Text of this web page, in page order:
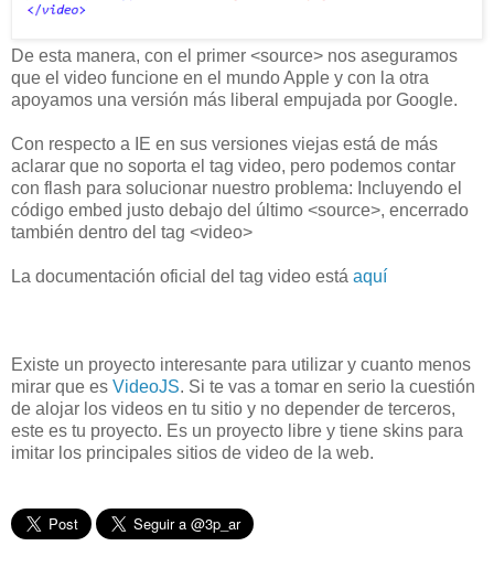
De esta manera, con el primer <source> nos aseguramos
que el video funcione en el mundo Apple y con la otra
apoyamos una versión más liberal empujada por Google.
Con respecto a IE en sus versiones viejas está de más
aclarar que no soporta el tag video, pero podemos contar
con flash para solucionar nuestro problema: Incluyendo el
código embed justo debajo del último <source>, encerrado
también dentro del tag <video>
La documentación oficial del tag video está aquí
Existe un proyecto interesante para utilizar y cuanto menos
mirar que es VideoJS. Si te vas a tomar en serio la cuestión
de alojar los videos en tu sitio y no depender de terceros,
este es tu proyecto. Es un proyecto libre y tiene skins para
imitar los principales sitios de video de la web.